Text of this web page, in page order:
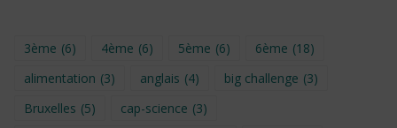
3ème (6) 4ème (6) 5ème (6) 6ème (18)
alimentation (3) anglais (4) big challenge (3)
Bruxelles (5) cap-science (3)